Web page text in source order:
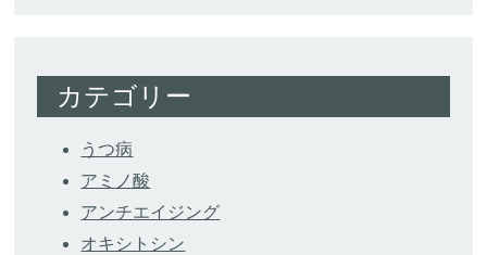
カテゴリー
うつ病
アミノ酸
アンチエイジング
オキシトシン